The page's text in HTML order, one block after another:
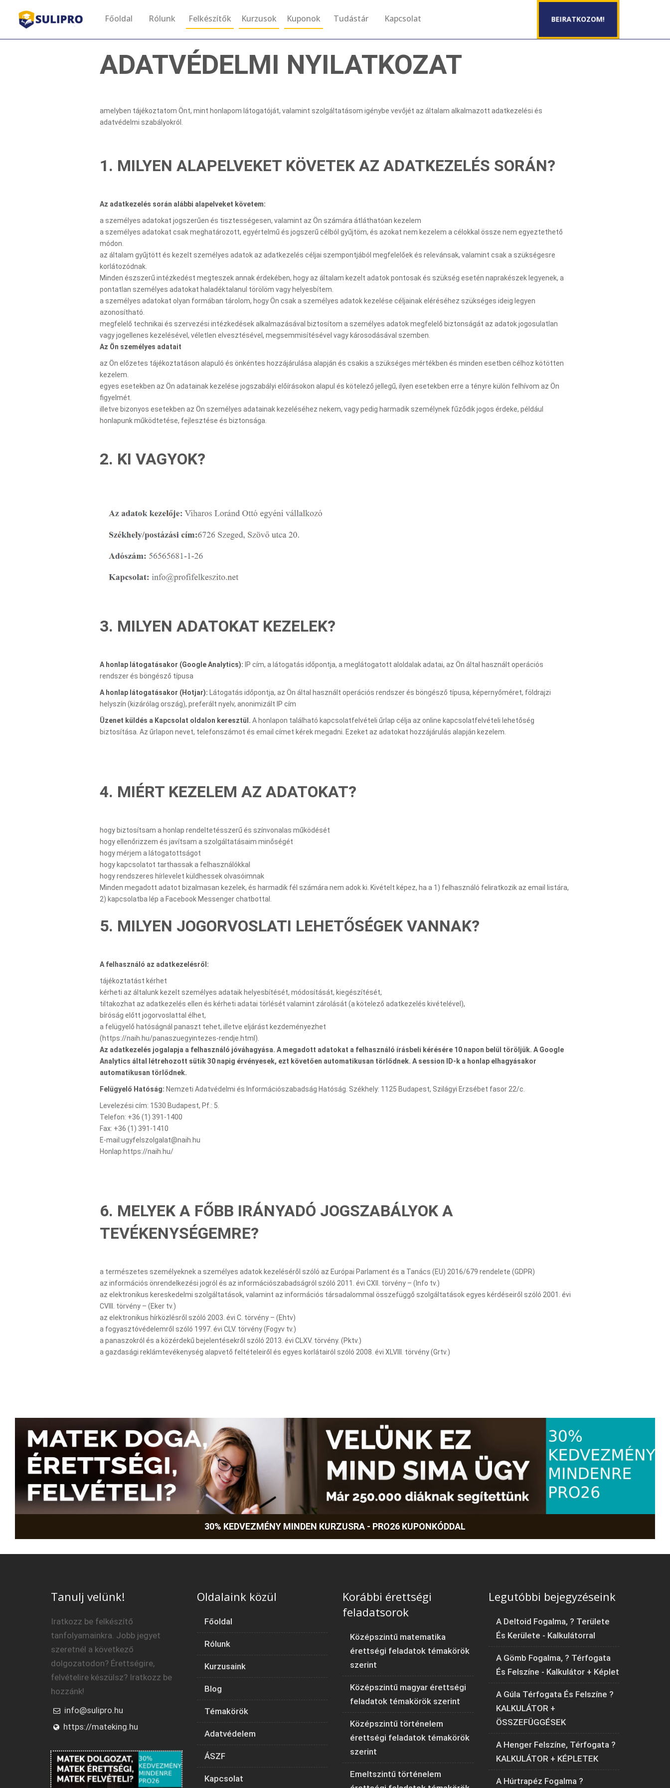
Főoldal Rólunk Felkészítők Kurzusok Kuponok Tudástár Kapcsolat BEIRATKOZOM!
ADATVÉDELMI NYILATKOZAT
amelyben tájékoztatom Önt, mint honlapom látogatóját, valamint szolgáltatásom igénybe vevőjét az általam alkalmazott adatkezelési és
adatvédelmi szabályokról.
1. MILYEN ALAPELVEKET KÖVETEK AZ ADATKEZELÉS SORÁN?
Az adatkezelés során alábbi alapelveket követem:
a személyes adatokat jogszerűen és tisztességesen, valamint az Ön számára átláthatóan kezelem
a személyes adatokat csak meghatározott, egyértelmű és jogszerű célból gyűjtöm, és azokat nem kezelem a célokkal össze nem egyeztethető
módon.
az általam gyűjtött és kezelt személyes adatok az adatkezelés céljai szempontjából megfelelőek és relevánsak, valamint csak a szükségesre
korlátozódnak.
Minden észszerű intézkedést megteszek annak érdekében, hogy az általam kezelt adatok pontosak és szükség esetén naprakészek legyenek, a
pontatlan személyes adatokat haladéktalanul törölöm vagy helyesbítem.
a személyes adatokat olyan formában tárolom, hogy Ön csak a személyes adatok kezelése céljainak eléréséhez szükséges ideig legyen
azonosítható.
megfelelő technikai és szervezési intézkedések alkalmazásával biztosítom a személyes adatok megfelelő biztonságát az adatok jogosulatlan
vagy jogellenes kezelésével, véletlen elvesztésével, megsemmisítésével vagy károsodásával szemben.
Az Ön személyes adatait
az Ön előzetes tájékoztatáson alapuló és önkéntes hozzájárulása alapján és csakis a szükséges mértékben és minden esetben célhoz kötötten
kezelem.
egyes esetekben az Ön adatainak kezelése jogszabályi előírásokon alapul és kötelező jellegű, ilyen esetekben erre a tényre külön felhívom az Ön
figyelmét.
illetve bizonyos esetekben az Ön személyes adatainak kezeléséhez nekem, vagy pedig harmadik személynek fűződik jogos érdeke, például
honlapunk működtetése, fejlesztése és biztonsága.
2. KI VAGYOK?
3. MILYEN ADATOKAT KEZELEK?
A honlap látogatásakor (Google Analytics): IP cím, a látogatás időpontja, a meglátogatott aloldalak adatai, az Ön által használt operációs
rendszer és böngésző típusa
A honlap látogatásakor (Hotjar): Látogatás időpontja, az Ön által használt operációs rendszer és böngésző típusa, képernyőméret, földrajzi
helyszín (kizárólag ország), preferált nyelv, anonimizált IP cím
Üzenet küldés a Kapcsolat oldalon keresztül. A honlapon található kapcsolatfelvételi űrlap célja az online kapcsolatfelvételi lehetőség
biztosítása. Az űrlapon nevet, telefonszámot és email címet kérek megadni. Ezeket az adatokat hozzájárulás alapján kezelem.
4. MIÉRT KEZELEM AZ ADATOKAT?
hogy biztosítsam a honlap rendeltetésszerű és színvonalas működését
hogy ellenőrizzem és javítsam a szolgáltatásaim minőségét
hogy mérjem a látogatottságot
hogy kapcsolatot tarthassak a felhasználókkal
hogy rendszeres hírlevelet küldhessek olvasóimnak
Minden megadott adatot bizalmasan kezelek, és harmadik fél számára nem adok ki. Kivételt képez, ha a 1) felhasználó feliratkozik az email listára,
2) kapcsolatba lép a Facebook Messenger chatbottal.
5. MILYEN JOGORVOSLATI LEHETŐSÉGEK VANNAK?
A felhasználó az adatkezelésről:
tájékoztatást kérhet
kérheti az általunk kezelt személyes adataik helyesbítését, módosítását, kiegészítését,
tiltakozhat az adatkezelés ellen és kérheti adatai törlését valamint zárolását (a kötelező adatkezelés kivételével),
bíróság előtt jogorvoslattal élhet,
a felügyelő hatóságnál panaszt tehet, illetve eljárást kezdeményezhet
(https://naih.hu/panaszuegyintezes-rendje.html).
Az adatkezelés jogalapja a felhasználó jóváhagyása. A megadott adatokat a felhasználó írásbeli kérésére 10 napon belül töröljük. A Google
Analytics által létrehozott sütik 30 napig érvényesek, ezt követően automatikusan törlődnek. A session ID-k a honlap elhagyásakor
automatikusan törlődnek.
Felügyelő Hatóság: Nemzeti Adatvédelmi és Információszabadság Hatóság. Székhely: 1125 Budapest, Szilágyi Erzsébet fasor 22/c.
Levelezési cím: 1530 Budapest, Pf.: 5.
Telefon: +36 (1) 391-1400
Fax: +36 (1) 391-1410
E-mail:ugyfelszolgalat@naih.hu
Honlap:https://naih.hu/
6. MELYEK A FŐBB IRÁNYADÓ JOGSZABÁLYOK A
TEVÉKENYSÉGEMRE?
a természetes személyeknek a személyes adatok kezeléséről szóló az Európai Parlament és a Tanács (EU) 2016/679 rendelete (GDPR)
az információs önrendelkezési jogról és az információszabadságról szóló 2011. évi CXII. törvény – (Info tv.)
az elektronikus kereskedelmi szolgáltatások, valamint az információs társadalommal összefüggő szolgáltatások egyes kérdéseiről szóló 2001. évi
CVIII. törvény – (Eker tv.)
az elektronikus hírközlésről szóló 2003. évi C. törvény – (Ehtv)
a fogyasztóvédelemről szóló 1997. évi CLV. törvény (Fogyv tv.)
a panaszokról és a közérdekű bejelentésekről szóló 2013. évi CLXV. törvény. (Pktv.)
a gazdasági reklámtevékenység alapvető feltételeiről és egyes korlátairól szóló 2008. évi XLVIII. törvény (Grtv.)
30% KEDVEZMÉNY MINDEN KURZUSRA - PRO26 KUPONKÓDDAL
Tanulj velünk!
Iratkozz be felkészítő
tanfolyamainkra. Jobb jegyet
szeretnél a következő
dolgozatodon? Érettségire,
felvételire készülsz? Iratkozz be
hozzánk!
info@sulipro.hu
https://mateking.hu
Oldalaink közül
Főoldal
Rólunk
Kurzusaink
Blog
Témakörök
Adatvédelem
ÁSZF
Kapcsolat
Korábbi érettségi
feladatsorok
Középszintű matematika
érettségi feladatok témakörök
szerint
Középszintű magyar érettségi
feladatok témakörök szerint
Középszintű történelem
érettségi feladatok témakörök
szerint
Emeltszintű történelem
Legutóbbi bejegyzéseink
A Deltoid Fogalma, ? Területe
És Kerülete - Kalkulátorral
A Gömb Fogalma, ? Térfogata
És Felszíne - Kalkulátor + Képlet
A Gúla Térfogata És Felszíne ?
KALKULÁTOR +
ÖSSZEFÜGGÉSEK
A Henger Felszíne, Térfogata ?
KALKULÁTOR + KÉPLETEK
A Húrtrapéz Fogalma ?